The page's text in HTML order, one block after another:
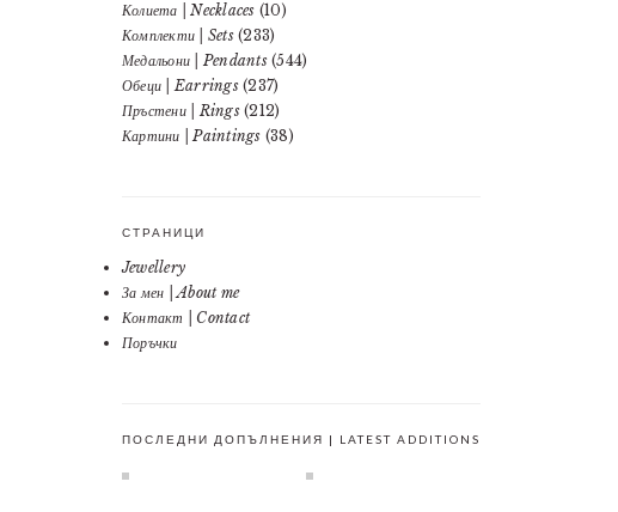
Колиета | Necklaces (10)
Комплекти | Sets(233)
Медальони | Pendants(544)
Обеци | Earrings(237)
Пръстени | Rings(212)
Картини | Paintings (38)
СТРАНИЦИ
Jewellery
За мен | About me
Контакт | Contact
Поръчки
ПОСЛЕДНИ ДОПЪЛНЕНИЯ | LATEST ADDITIONS